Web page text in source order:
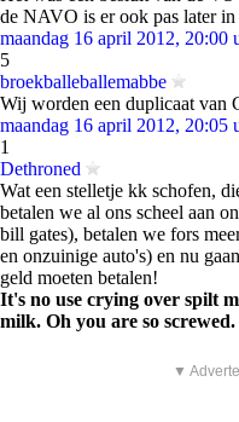
de NAVO is er ook pas later in
maandag 16 april 2012, 20:00
5
broekballeballemabbe
Wij worden een duplicaat van
maandag 16 april 2012, 20:05
1
Dethroned
Wat een stelletje kk schofen,
betalen we al ons scheel aan
bill gates), betalen we fors
en onzuinige auto's) en nu
geld moeten betalen!
It's no use crying over spilt
milk. Oh you are so screwed.
▼